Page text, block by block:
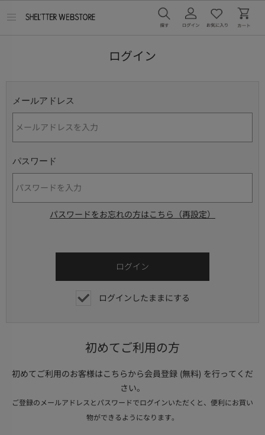
ログイン
メールアドレス
パスワード
パスワードをお忘れの方はこちら（再設定）
ログインしたままにする
初めてご利用の方
初めてご利用のお客様はこちらから会員登録 (無料) を行ってくだ
さい。
ご登録のメールアドレスとパスワードでログインいただくと、便利にお買い
物ができるようになります。